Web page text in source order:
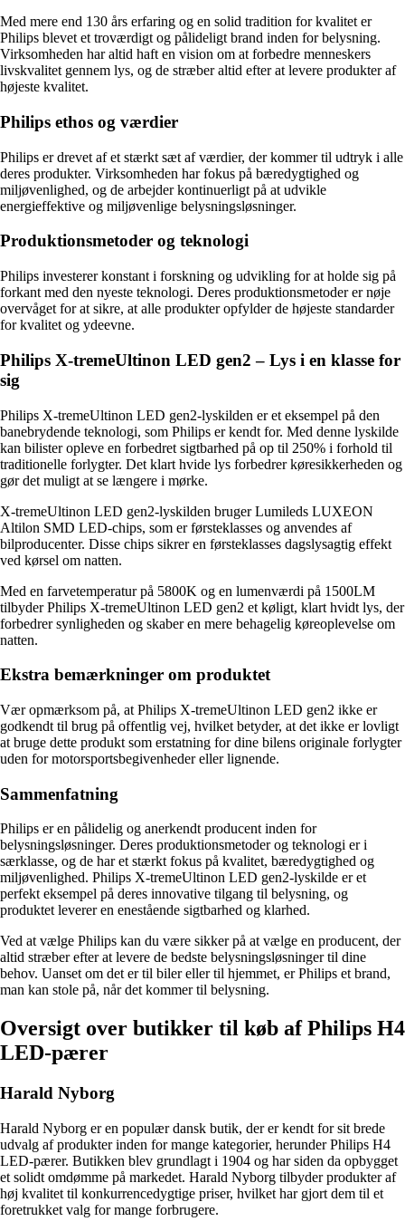
Med mere end 130 års erfaring og en solid tradition for kvalitet er
Philips blevet et troværdigt og pålideligt brand inden for belysning.
Virksomheden har altid haft en vision om at forbedre menneskers
livskvalitet gennem lys, og de stræber altid efter at levere produkter af
højeste kvalitet.
Philips ethos og værdier
Philips er drevet af et stærkt sæt af værdier, der kommer til udtryk i alle
deres produkter. Virksomheden har fokus på bæredygtighed og
miljøvenlighed, og de arbejder kontinuerligt på at udvikle
energieffektive og miljøvenlige belysningsløsninger.
Produktionsmetoder og teknologi
Philips investerer konstant i forskning og udvikling for at holde sig på
forkant med den nyeste teknologi. Deres produktionsmetoder er nøje
overvåget for at sikre, at alle produkter opfylder de højeste standarder
for kvalitet og ydeevne.
Philips X-tremeUltinon LED gen2 – Lys i en klasse for
sig
Philips X-tremeUltinon LED gen2-lyskilden er et eksempel på den
banebrydende teknologi, som Philips er kendt for. Med denne lyskilde
kan bilister opleve en forbedret sigtbarhed på op til 250% i forhold til
traditionelle forlygter. Det klart hvide lys forbedrer køresikkerheden og
gør det muligt at se længere i mørke.
X-tremeUltinon LED gen2-lyskilden bruger Lumileds LUXEON
Altilon SMD LED-chips, som er førsteklasses og anvendes af
bilproducenter. Disse chips sikrer en førsteklasses dagslysagtig effekt
ved kørsel om natten.
Med en farvetemperatur på 5800K og en lumenværdi på 1500LM
tilbyder Philips X-tremeUltinon LED gen2 et køligt, klart hvidt lys, der
forbedrer synligheden og skaber en mere behagelig køreoplevelse om
natten.
Ekstra bemærkninger om produktet
Vær opmærksom på, at Philips X-tremeUltinon LED gen2 ikke er
godkendt til brug på offentlig vej, hvilket betyder, at det ikke er lovligt
at bruge dette produkt som erstatning for dine bilens originale forlygter
uden for motorsportsbegivenheder eller lignende.
Sammenfatning
Philips er en pålidelig og anerkendt producent inden for
belysningsløsninger. Deres produktionsmetoder og teknologi er i
særklasse, og de har et stærkt fokus på kvalitet, bæredygtighed og
miljøvenlighed. Philips X-tremeUltinon LED gen2-lyskilde er et
perfekt eksempel på deres innovative tilgang til belysning, og
produktet leverer en enestående sigtbarhed og klarhed.
Ved at vælge Philips kan du være sikker på at vælge en producent, der
altid stræber efter at levere de bedste belysningsløsninger til dine
behov. Uanset om det er til biler eller til hjemmet, er Philips et brand,
man kan stole på, når det kommer til belysning.
Oversigt over butikker til køb af Philips H4
LED-pærer
Harald Nyborg
Harald Nyborg er en populær dansk butik, der er kendt for sit brede
udvalg af produkter inden for mange kategorier, herunder Philips H4
LED-pærer. Butikken blev grundlagt i 1904 og har siden da opbygget
et solidt omdømme på markedet. Harald Nyborg tilbyder produkter af
høj kvalitet til konkurrencedygtige priser, hvilket har gjort dem til et
foretrukket valg for mange forbrugere.